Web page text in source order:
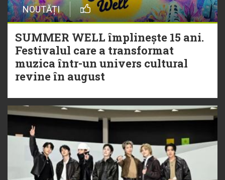
NOUTĂȚI
SUMMER WELL împlinește 15 ani.
Festivalul care a transformat
muzica într-un univers cultural
revine în august